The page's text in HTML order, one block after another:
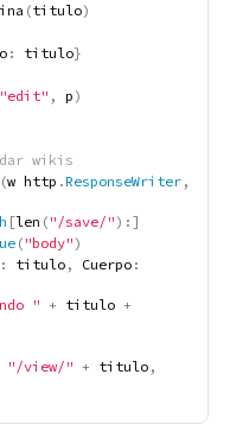
(titulo)
: titulo}
"edit" , p)
wikis
(w http .ResponseWriter ,
[len ( "/save/") : ]
( "body")
: titulo , Cuerpo :
" + titulo +
"/view/" + titulo ,